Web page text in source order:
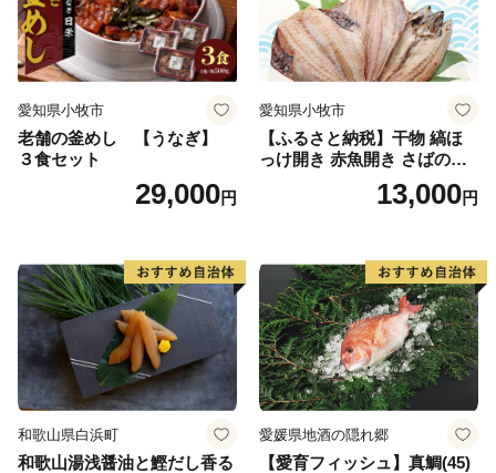
愛知県小牧市
老舗の釜めし 【うなぎ】
３食セット
29,000円
愛知県小牧市
【ふるさと納税】干物 縞ほ
っけ開き 赤魚開き さばの開
き 魚醤干し 3種 セット 詰め
合わせ 魚 おかず 肉厚 おいし
取り寄せグルメ 魚醤 ナンプ
ラー 愛知県 小牧市 冷凍 送料
無料
13,000円
和歌山県白浜町
和歌山湯浅醤油と鰹だし香る
愛媛県地酒の隠れ郷
【愛育フィッシュ】真鯛(45)